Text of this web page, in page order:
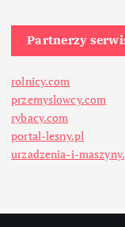
Partnerzy
rolnicy.com
przemyslowcy.com
rybacy.com
portal-lesny.pl
urzadzenia-i-